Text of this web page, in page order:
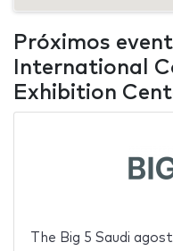
Próximos
International
Exhibition
The Big 5 Saudi